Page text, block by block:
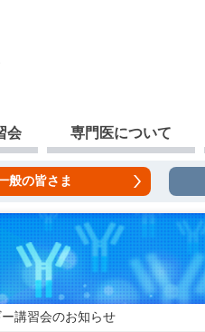
会 専門医について
般の皆さま
講習会のお知らせ